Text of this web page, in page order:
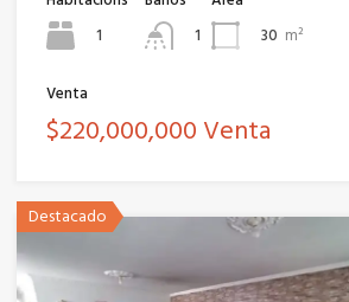
1
1
30 m²
Venta
$220,000,000 Venta
Destacado